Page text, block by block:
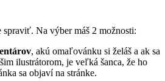
spraviť. Na výber máš 2 možnosti:
, akú omaľovánku si želáš a ak sa
ilustrátorom, je veľká šanca, že ho
sa objaví na stránke.